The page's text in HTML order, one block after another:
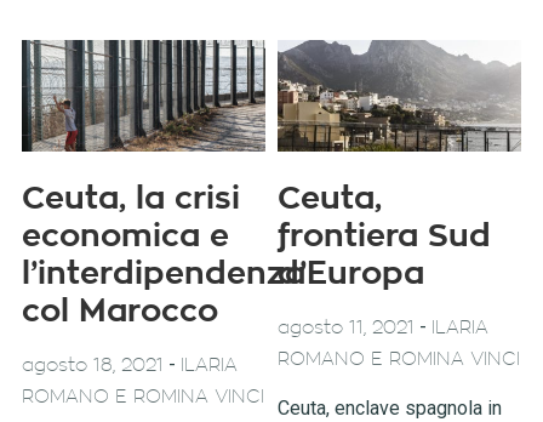
Ceuta, la crisi
economica e
l’interdipendenza
col Marocco
agosto 18, 2021 -
ILARIA
ROMANO E ROMINA VINCI
Ceuta,
frontiera Sud
d’Europa
agosto 11, 2021 -
ILARIA
ROMANO E ROMINA VINCI
Ceuta, enclave spagnola in